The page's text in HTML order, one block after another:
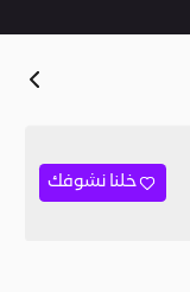
خلنا نشوفك